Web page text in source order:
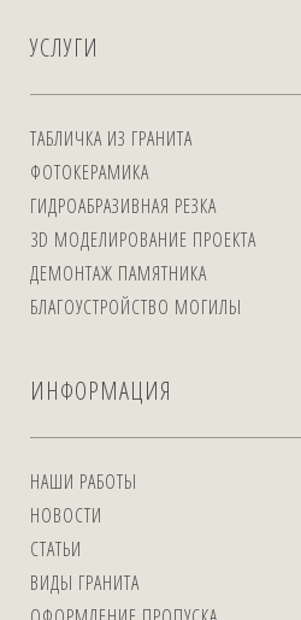
УСЛУГИ
ТАБЛИЧКА ИЗ ГРАНИТА
ФОТОКЕРАМИКА
ГИДРОАБРАЗИВНАЯ РЕЗКА
3D МОДЕЛИРОВАНИЕ ПРОЕКТА
ДЕМОНТАЖ ПАМЯТНИКА
БЛАГОУСТРОЙСТВО МОГИЛЫ
ИНФОРМАЦИЯ
НАШИ РАБОТЫ
НОВОСТИ
СТАТЬИ
ВИДЫ ГРАНИТА